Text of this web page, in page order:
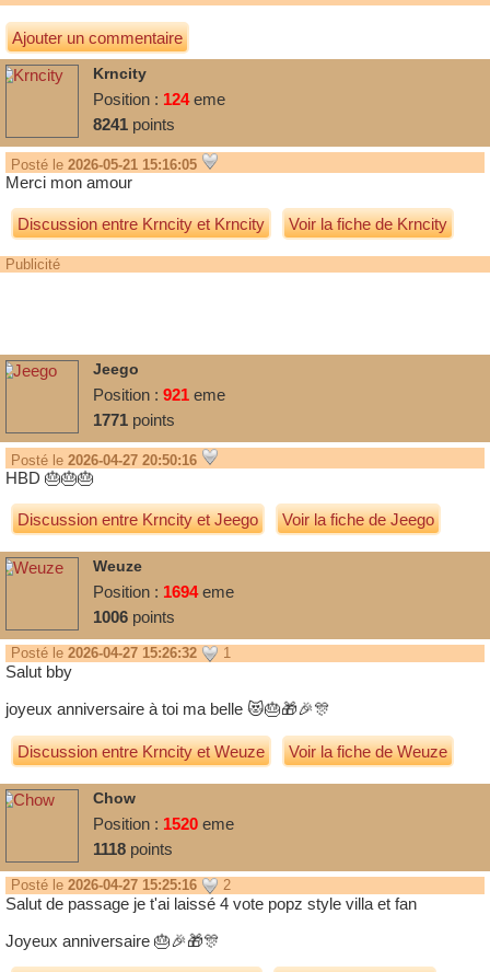
Ajouter un commentaire
Krncity
Position : 124eme
8241 points
Posté le 2026-05-21 15:16:05
Merci mon amour
Discussion entreKrncityetKrncity Voir la fiche de Krncity
Publicité
Jeego
Position : 921 eme
1771 points
Posté le 2026-04-27 20:50:16
HBD 🎂🎂🎂
Discussion entreKrncityetJeego Voir la fiche de Jeego
Weuze
Position : 1694eme
1006 points
Posté le 2026-04-27 15:26:32 1
Salut bby
joyeux anniversaire à toi ma belle 😻🎂🎁🎉🎊
Discussion entreKrncityetWeuze Voir la fiche de Weuze
Chow
Position : 1520 eme
1118 points
Posté le 2026-04-27 15:25:16 2
Salut de passage je t'ai laissé 4 vote popz style villa et fan
Joyeux anniversaire 🎂🎉🎁🎊